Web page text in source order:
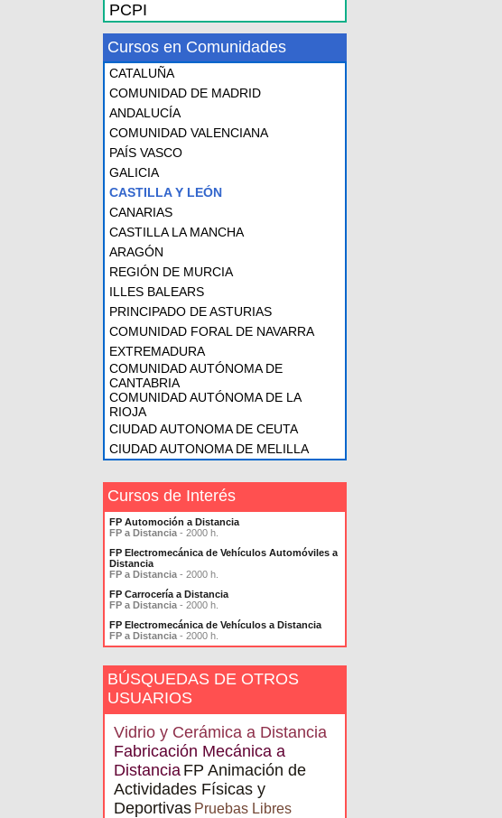
PCPI
Cursos en Comunidades
CATALUÑA
COMUNIDAD DE MADRID
ANDALUCÍA
COMUNIDAD VALENCIANA
PAÍS VASCO
GALICIA
CASTILLA Y LEÓN
CANARIAS
CASTILLA LA MANCHA
ARAGÓN
REGIÓN DE MURCIA
ILLES BALEARS
PRINCIPADO DE ASTURIAS
COMUNIDAD FORAL DE NAVARRA
EXTREMADURA
COMUNIDAD AUTÓNOMA DE
CANTABRIA
COMUNIDAD AUTÓNOMA DE LA
RIOJA
CIUDAD AUTONOMA DE CEUTA
CIUDAD AUTONOMA DE MELILLA
Cursos de Interés
FP Automoción a Distancia
FP a Distancia - 2000 h.
FP Electromecánica de Vehículos Automóviles a
Distancia
FP a Distancia - 2000 h.
FP Carrocería a Distancia
FP a Distancia - 2000 h.
FP Electromecánica de Vehículos a Distancia
FP a Distancia - 2000 h.
BÚSQUEDAS DE OTROS
USUARIOS
Vidrio y Cerámica a Distancia
Fabricación Mecánica a
Distancia FP Animación de
Actividades Físicas y
Deportivas Pruebas Libres